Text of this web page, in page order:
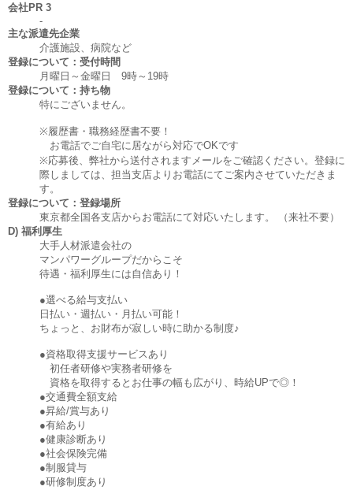
会社PR 3
-
主な派遣先企業
介護施設、病院など
登録について：受付時間
月曜日～金曜日 9時～19時
登録について：持ち物
特にございません。
※履歴書・職務経歴書不要！
お電話でご自宅に居ながら対応でOKです
※応募後、弊社から送付されますメールをご確認ください。登録に
際しましては、担当支店よりお電話にてご案内させていただきま
す。
登録について：登録場所
東京都全国各支店からお電話にて対応いたします。 （来社不要）
D) 福利厚生
大手人材派遣会社の
マンパワーグループだからこそ
待遇・福利厚生には自信あり！
●選べる給与支払い
日払い・週払い・月払い可能！
ちょっと、お財布が寂しい時に助かる制度♪
●資格取得支援サービスあり
初任者研修や実務者研修を
資格を取得するとお仕事の幅も広がり、時給UPで◎！
●交通費全額支給
●昇給/賞与あり
●有給あり
●健康診断あり
●社会保険完備
●制服貸与
●研修制度あり